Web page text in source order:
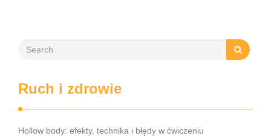
Ruch i zdrowie
Hollow body: efekty, technika i błędy w ćwiczeniu